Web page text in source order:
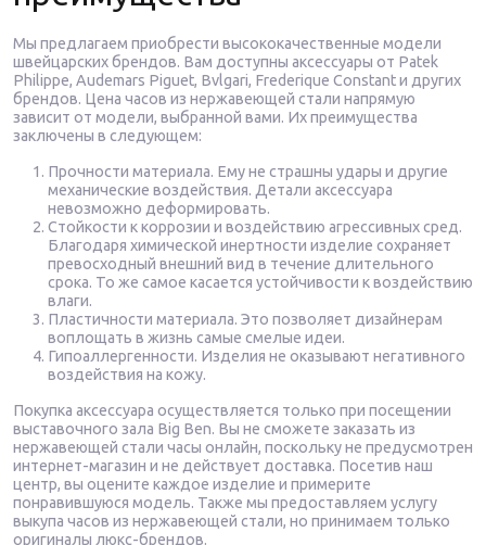
Мы предлагаем приобрести высококачественные модели
швейцарских брендов. Вам доступны аксессуары от Patek
Philippe, Audemars Piguet, Bvlgari, Frederique Constant и других
брендов. Цена часов из нержавеющей стали напрямую
зависит от модели, выбранной вами. Их преимущества
заключены в следующем:
Прочности материала. Ему не страшны удары и другие
механические воздействия. Детали аксессуара
невозможно деформировать.
Стойкости к коррозии и воздействию агрессивных сред.
Благодаря химической инертности изделие сохраняет
превосходный внешний вид в течение длительного
срока. То же самое касается устойчивости к воздействию
влаги.
Пластичности материала. Это позволяет дизайнерам
воплощать в жизнь самые смелые идеи.
Гипоаллергенности. Изделия не оказывают негативного
воздействия на кожу.
Покупка аксессуара осуществляется только при посещении
выставочного зала Big Ben. Вы не сможете заказать из
нержавеющей стали часы онлайн, поскольку не предусмотрен
интернет-магазин и не действует доставка. Посетив наш
центр, вы оцените каждое изделие и примерите
понравившуюся модель. Также мы предоставляем услугу
выкупа часов из нержавеющей стали, но принимаем только
оригиналы люкс-брендов.